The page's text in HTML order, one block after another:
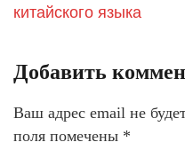
китайского языка
Добавить
Ваш адрес email не
поля помечены *